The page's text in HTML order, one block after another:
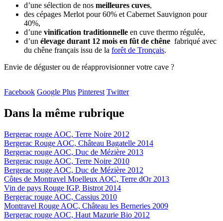
d’une sélection de nos meilleures cuves,
des cépages Merlot pour 60% et Cabernet Sauvignon pour
40%,
d’une vinification traditionnelle en cuve thermo régulée,
d’un élevage durant 12 mois en fût de chêne fabriqué avec
du chêne français issu de la forêt de Tronçais.
Envie de déguster ou de réapprovisionner votre cave ?
Facebook Google Plus Pinterest Twitter
Dans la même rubrique
Bergerac rouge AOC, Terre Noire 2012
Bergerac Rouge AOC, Château Bagatelle 2014
Bergerac rouge AOC, Duc de Mézière 2013
Bergerac rouge AOC, Terre Noire 2010
Bergerac rouge AOC, Duc de Mézière 2012
Côtes de Montravel Moelleux AOC, Terre dOr 2013
Vin de pays Rouge IGP, Bistrot 2014
Bergerac rouge AOC, Cassius 2010
Montravel Rouge AOC, Château les Berneries 2009
Bergerac rouge AOC, Haut Mazurie Bio 2012